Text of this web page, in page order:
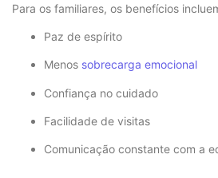
Para os familiares, os benefícios
Paz de espírito
Menos sobrecarga emocional
Confiança no cuidado
Facilidade de visitas
Comunicação constante com a